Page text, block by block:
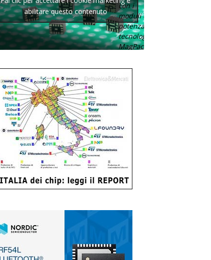
con i
moduli di
potenza con
tecnologia
MagPack.
abilitare questo contenuto